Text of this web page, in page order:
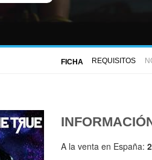
FICHA REQUISITOS
A la venta en España: